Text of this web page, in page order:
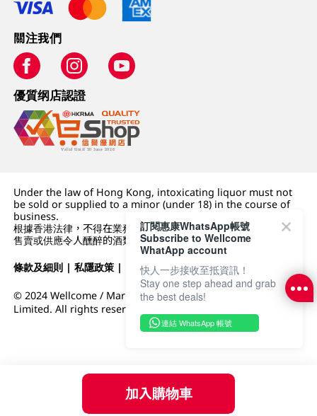
加入購物車
關注我們
優質纲店認證
Under the law of Hong Kong, intoxicating liquor must not
be sold or supplied to a minor (under 18) in the course of
business.
根據香港法律，不得在業務過程中，向未成年人 (18 歲以下人士)
售賣或供應令人醺醉的酒類。
條款及細則 |私隱政策 | DFI零售集團
© 2024 Wellcome / Market Place. The Dairy Farm Company
Limited. All rights reserved.
訂閱惠康WhatsApp帳號
Subscribe to Wellcome
WhatApp account
快人一步接收至抵資訊！
Stay one step ahead and grab
the best deals!
連結 WhatsApp 帳號